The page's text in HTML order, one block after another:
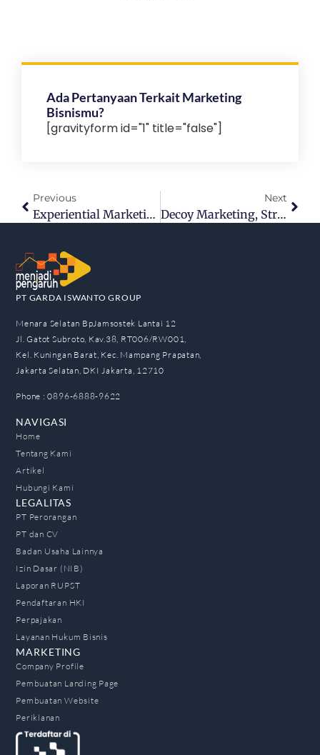
Ada Pertanyaan Terkait Marketing
Bisnismu?
[gravityform id="1" title="false"]
Previous
Experiential Marketing, Strategi Pemasaran Berdasar Pengalaman
Next
Decoy Marketing, Strategi Umpan Pengaruhi Persepsi
PT GARDA ISWANTO GROUP
Menara Selatan BpJamsostek Lantai 12
Jl. Gatot Subroto, Kav.38, RT006/RW001,
Kel. Kuningan Barat, Kec. Mampang Prapatan,
Jakarta Selatan, DKI Jakarta, 12710
Phone : 0896-6888-9622
NAVIGASI
Home
Tentang Kami
Artikel
Hubungi Kami
LEGALITAS
PT Perorangan
PT dan CV
Badan Usaha Lainnya
Izin Dasar (NIB)
Laporan RUPST
Pendaftaran HKI
Perpajakan
Layanan Hukum Bisnis
MARKETING
Company Profile
Pembuatan Landing Page
Pembuatan Website
Periklanan